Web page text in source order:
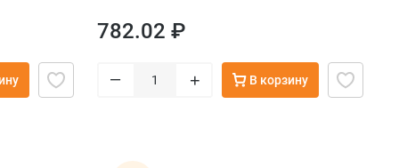
782.02 ₽
– + В корзину